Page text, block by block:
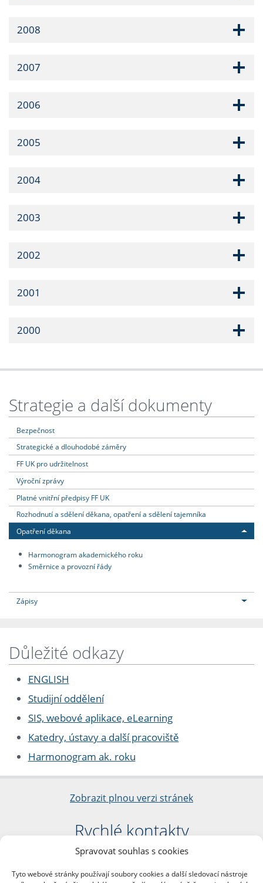
Spravovat souhlas s cookies
Tyto webové stránky používají soubory cookies a další sledovací nástroje
2008
2007
2006
2005
2004
2003
2002
2001
2000
Strategie a další dokumenty
Bezpečnost
Strategické a dlouhodobé záměry
FF UK pro udržitelnost
Výroční zprávy
Platné vnitřní předpisy FF UK
Rozhodnutí a sdělení děkana, opatření a sdělení tajemníka
Opatření děkana
Harmonogram akademického roku
Směrnice a provozní řády
Zápisy
Důležité odkazy
ENGLISH
Studijní oddělení
SIS, webové aplikace, eLearning
Katedry, ústavy a další pracoviště
Harmonogram ak. roku
Zobrazit plnou verzi stránek
Rychlé kontakty
Filozofická fakulta
nám. Jana Palacha 1/2